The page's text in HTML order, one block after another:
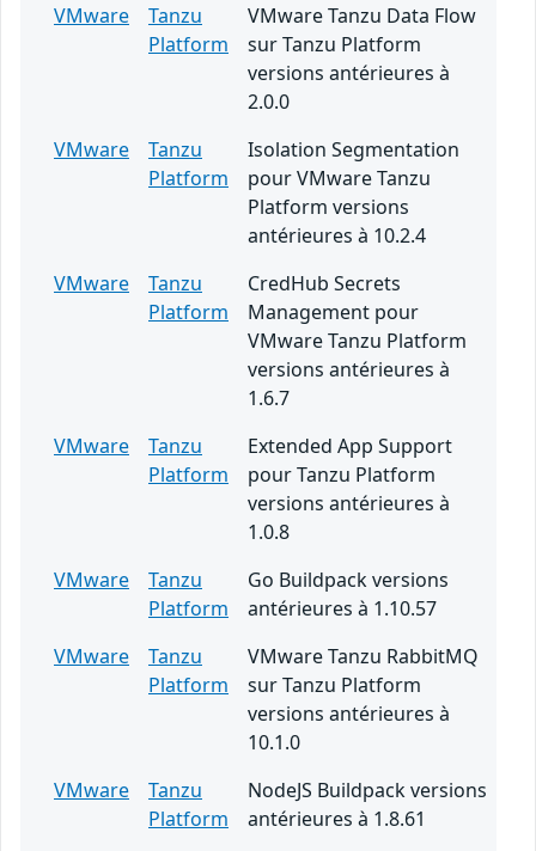
VMware
Tanzu
Platform
VMware Tanzu Data Flow
sur Tanzu Platform
versions antérieures à
2.0.0
VMware
Tanzu
Platform
Isolation Segmentation
pour VMware Tanzu
Platform versions
antérieures à 10.2.4
VMware
Tanzu
Platform
CredHub Secrets
Management pour
VMware Tanzu Platform
versions antérieures à
1.6.7
VMware
Tanzu
Platform
Extended App Support
pour Tanzu Platform
versions antérieures à
1.0.8
VMware
Tanzu
Platform
Go Buildpack versions
antérieures à 1.10.57
VMware
Tanzu
Platform
VMware Tanzu RabbitMQ
sur Tanzu Platform
versions antérieures à
10.1.0
VMware
Tanzu
Platform
NodeJS Buildpack versions
antérieures à 1.8.61